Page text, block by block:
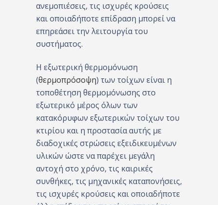
ανεμοπιέσεις, τις ισχυρές κρούσεις
και οποιαδήποτε επίδραση μπορεί να
επηρεάσει την λειτουργία του
συστήματος.
Η εξωτερική θερμομόνωση
(θερμοπρόσοψη) των τοίχων είναι η
τοποθέτηση θερμομόνωσης στο
εξωτερικό μέρος όλων των
κατακόρυφων εξωτερικών τοίχων του
κτιρίου και η προστασία αυτής με
διαδοχικές στρώσεις εξειδικευμένων
υλικών ώστε να παρέχει μεγάλη
αντοχή στο χρόνο, τις καιρικές
συνθήκες, τις μηχανικές καταπονήσεις,
τις ισχυρές κρούσεις και οποιαδήποτε